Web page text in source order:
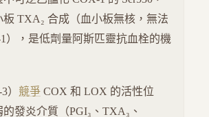
板 TXA₂ 合成（血小板無核，無法
），是低劑量阿斯匹靈抗血栓的機
） 競爭 COX 和 LOX 的活性位
發炎介質（PGI₃、TXA₃、